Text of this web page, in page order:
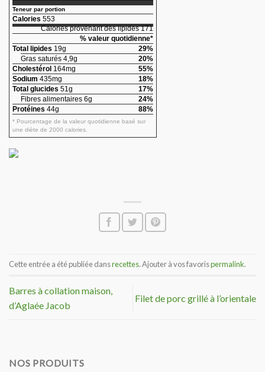
Teneur par portion
Calories 553
Calories provenant des lipides 171
% valeur quotidienne*
Total lipides 19g
29%
Gras saturés 4,9g
20%
Cholestérol 164mg
55%
Sodium 435mg
18%
Total glucides 51g
17%
Fibres alimentaires 6g
24%
Protéines 44g 88%
* Pourcentage de la valeur quotidienne basé sur
une diète de 2000 calories.
Cette entrée a été publiée dansrecettes. Ajouter à vos favorispermalink.
Barres à collation maison,
d’Aglaée Jacob
Filet de porc grillé à l’orientale
NOS PRODUITS